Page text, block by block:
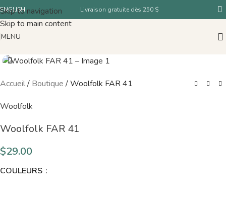
Skip to navigation
Skip to main content
ENGLISH Livraison gratuite dès 250 $
MENU
Accueil/ Boutique /Woolfolk FAR 41
Woolfolk
Woolfolk FAR 41
$29.00
COULEURS